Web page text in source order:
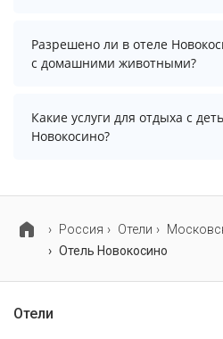
В отеле Новокосино есть
информацию перед
возможно, услуга
Разрешено ли в отеле
с домашними животными?
Проживание с домашними
Однако, это может
Какие услуги для отдыха с
Новокосино?
Россия Отели
Отель Новокосино
Отели